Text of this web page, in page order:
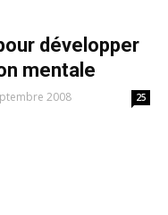
développer
mentale
2008 25